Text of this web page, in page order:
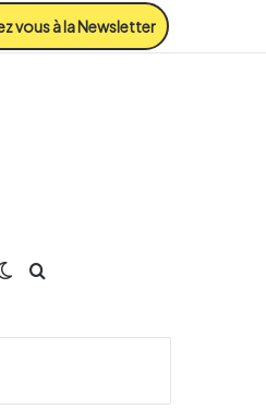
vous à la Newsletter
Switch skin